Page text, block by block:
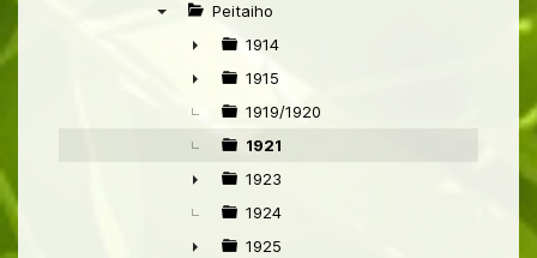
► Peitaiho
►
1914
►
1915
1919/1920
1921
►
1923
1924
1925